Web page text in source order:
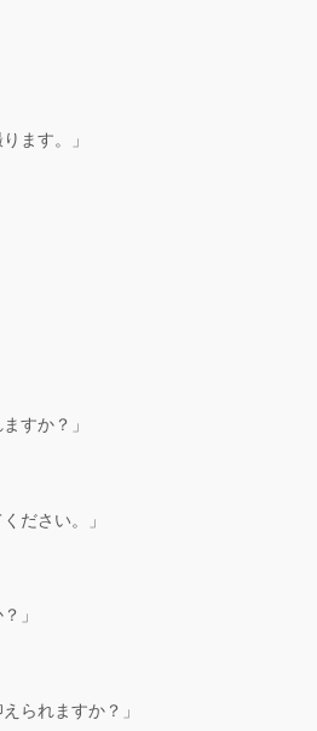
ます。」
すか？」
ださい。」
」
られますか？」